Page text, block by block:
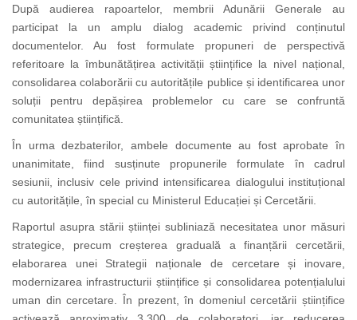
După audierea rapoartelor, membrii Adunării Generale au
participat la un amplu dialog academic privind conținutul
documentelor. Au fost formulate propuneri de perspectivă
referitoare la îmbunătățirea activității științifice la nivel național,
consolidarea colaborării cu autoritățile publice și identificarea unor
soluții pentru depășirea problemelor cu care se confruntă
comunitatea științifică.
În urma dezbaterilor, ambele documente au fost aprobate în
unanimitate, fiind susținute propunerile formulate în cadrul
sesiunii, inclusiv cele privind intensificarea dialogului instituțional
cu autoritățile, în special cu Ministerul Educației și Cercetării.
Raportul asupra stării științei subliniază necesitatea unor măsuri
strategice, precum creșterea graduală a finanțării cercetării,
elaborarea unei Strategii naționale de cercetare și inovare,
modernizarea infrastructurii științifice și consolidarea potențialului
uman din cercetare. În prezent, în domeniul cercetării științifice